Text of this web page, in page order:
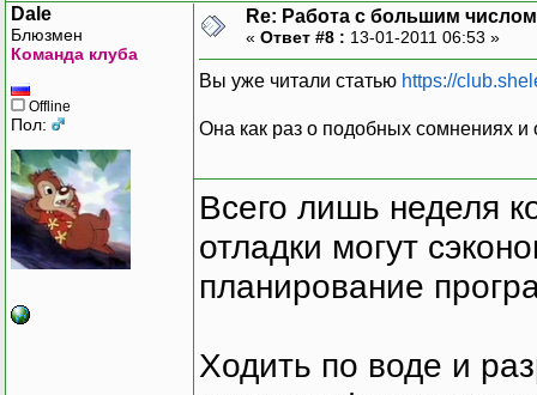
Dale
Блюзмен
Команда клуба
Offline
Пол:
Re: Работа с большим
« Ответ #8 : 13-01-2011 06:53 »
Вы уже читали статью https://
Она как раз о подобных сомнениях
Всего лишь неделя
отладки могут
планирование
Ходить по воде и